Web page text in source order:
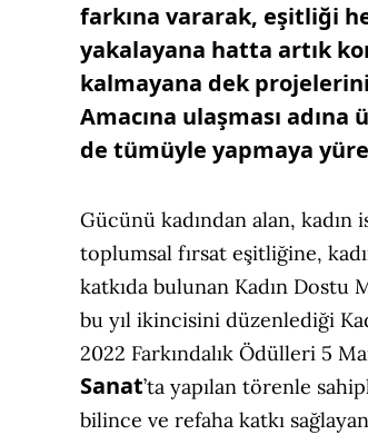
farkına vararak, eşitliği
yakalayana hatta artık
kalmayana dek
Amacına ulaşması
de tümüyle yapmaya
Gücünü kadından alan, kadın
toplumsal fırsat eşitliğine,
katkıda bulunan Kadın Dostu
bu yıl ikincisini düzenlediği
2022 Farkındalık Ödülleri 5
Sanat’ta yapılan törenle
bilince ve refaha katkı